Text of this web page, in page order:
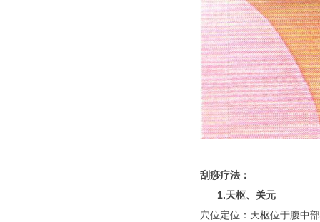
刮痧疗法：
1.天枢、关元
穴位定位：天枢位于腹中